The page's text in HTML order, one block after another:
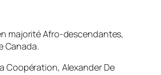
majorité Afro-descendantes,
Canada.
Coopération, Alexander De